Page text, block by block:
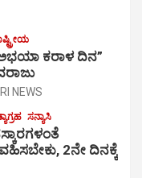
ಕರಾಳ ದಿನ”
NEWS
ಸನ್ಯಾಸಿ
2ನೇ ದಿನಕ್ಕೆ